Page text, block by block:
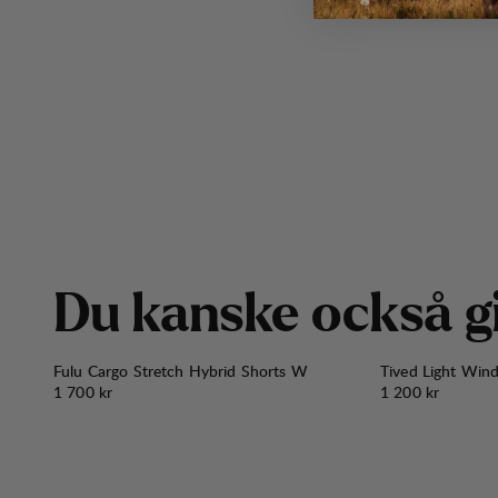
Du kanske också g
Fulu Cargo Stretch Hybrid Shorts W
Pris:
1 700 kr
Tived Light
Pris:
1 200 kr